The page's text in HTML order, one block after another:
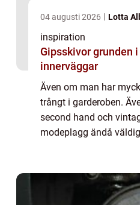
04 augusti 2026 Lotta
inspiration
Gipsskivor grunden i moderna, hållbara
innerväggar
Även om man har
trångt i garderoben.
second hand och
modeplagg ändå